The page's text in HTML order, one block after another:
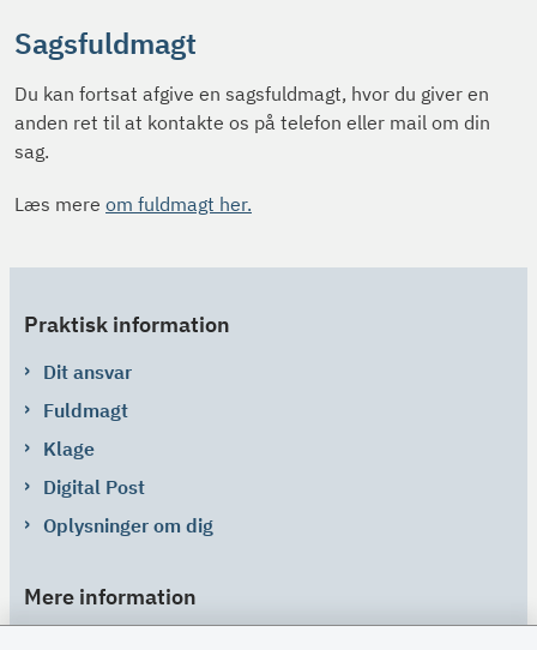
Sagsfuldmagt
Du kan fortsat afgive en sagsfuldmagt, hvor du giver en
anden ret til at kontakte os på telefon eller mail om din
sag.
Læs mere om fuldmagt her.
Praktisk information
Dit ansvar
Fuldmagt
Klage
Digital Post
Oplysninger om dig
Mere information